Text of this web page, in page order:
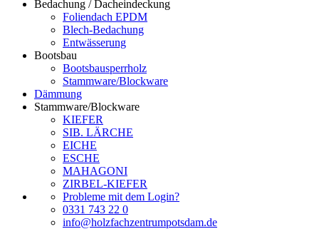
Bedachung / Dacheindeckung
Foliendach EPDM
Blech-Bedachung
Entwässerung
Bootsbau
Bootsbausperrholz
Stammware/Blockware
Dämmung
Stammware/Blockware
KIEFER
SIB. LÄRCHE
EICHE
ESCHE
MAHAGONI
ZIRBEL-KIEFER
Probleme mit dem Login?
0331 743 22 0
info@holzfachzentrumpotsdam.de